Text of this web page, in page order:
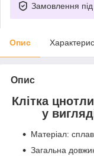
Замовлення
Опис
Опис
Клітка
у
Матеріал: сплав
Загальна